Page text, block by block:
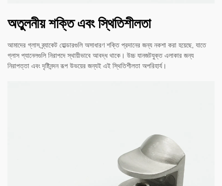
অতুলনীয় শক্তি এবং স্থিতিশীলতা
আমাদের গ্লাস ব্র্যাকেট হোল্ডারগুলি অসাধারণ শক্তি প্রদানের জন্য নকশা করা হয়েছে, যাতে
গ্লাস প্যানেলগুলি নিরাপদে স্থায়ীভাবে আবদ্ধ থাকে। উচ্চ যানজটযুক্ত এলাকার জন্য
নিরাপত্তা এবং দৃষ্টিনন্দন রূপ উভয়ের জন্যই এই স্থিতিশীলতা অপরিহার্য।